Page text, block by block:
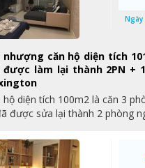
nhượng căn hộ diện tích
được làm lại thành 2PN +
hộ diện tích 100m2 là căn 3
được sửa lại thành 2 phòng
Ngày